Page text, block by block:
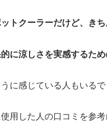
ットクーラーだけど、き
的に涼しさを実感するた
に感じている人もいるで
用した人の口コミを参